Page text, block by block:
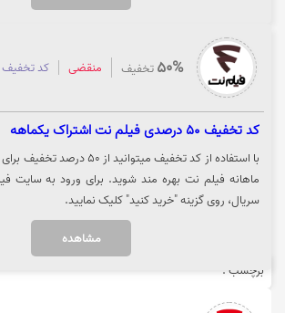
50% تخفیف منقضی کد تخفیف
کد تخفیف 50 درصدی فیلم نت اشتراک یکماهه
با استفاده از کد تخفیف میتوانید
ماهانه فیلم نت بهره مند شوید. برای ورود به سایت
سریال، روی گزینه "خرید کنید" کلیک نمایید.
مشاهده
برچسب :